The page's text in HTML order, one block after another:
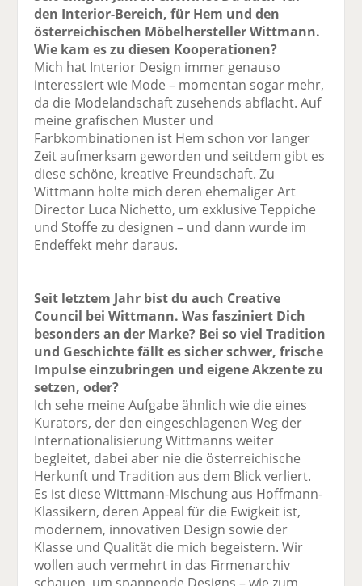
den Interior-Bereich, für Hem und den
österreichischen ­Möbelhersteller ­Wittmann.
Wie kam es zu diesen Kooperationen?
Mich hat Interior Design immer genauso
interessiert wie Mode – momentan sogar mehr,
da die Modelandschaft zusehends abflacht. Auf
meine grafischen Muster und
Farbkombinationen ist Hem schon vor langer
Zeit aufmerksam geworden und seitdem gibt es
diese schöne, kreative Freundschaft. Zu
Wittmann holte mich deren ehemaliger Art
Director Luca Nichetto, um exklusive Teppiche
und Stoffe zu designen – und dann wurde im
Endeffekt mehr daraus.
Seit letztem Jahr bist du auch Creative
Council bei Wittmann. Was fasziniert Dich
besonders an der Marke? Bei so viel Tradition
und Geschichte fällt es sicher schwer, frische
Impulse einzubringen und eigene Akzente zu
setzen, oder?
Ich sehe meine Aufgabe ähnlich wie die eines
Kurators, der den eingeschlagenen Weg der
Internationalisierung Wittmanns weiter
begleitet, dabei aber nie die österreichische
Herkunft und Tradition aus dem Blick verliert.
Es ist diese Wittmann-Mischung aus Hoffmann-
Klassikern, deren Appeal für die Ewigkeit ist,
modernem, innovativen Design sowie der
Klasse und Qualität die mich begeistern. Wir
wollen auch vermehrt in das Firmenarchiv